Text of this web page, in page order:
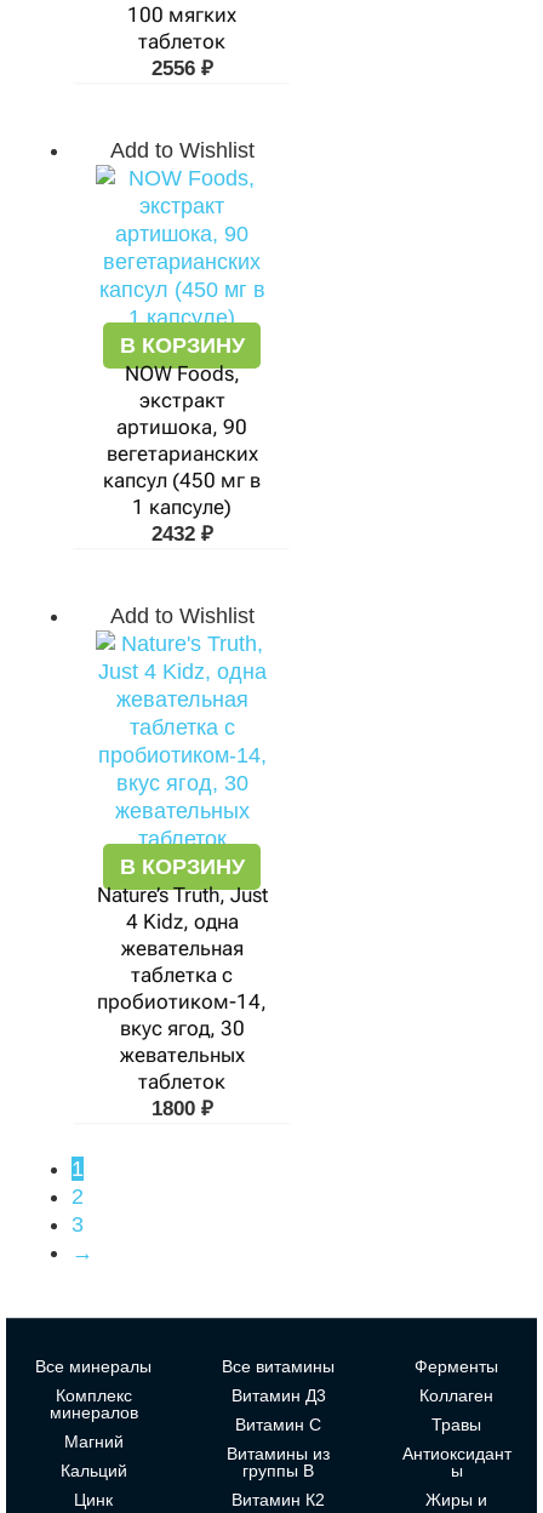
100 мягких
таблеток
2556 ₽
Add to Wishlist
В КОРЗИНУ
NOW Foods,
экстракт
артишока, 90
вегетарианских
капсул (450 мг в
1 капсуле)
2432 ₽
Add to Wishlist
В КОРЗИНУ
Nature’s Truth, Just
4 Kidz, одна
жевательная
таблетка с
пробиотиком-14,
вкус ягод, 30
жевательных
таблеток
1800 ₽
1
2
3
→
Все минералы
Комплекс
минералов
Магний
Кальций
Цинк
Все витамины
Витамин Д3
Витамин С
Витамины из
группы В
Витамин К2
Ферменты
Коллаген
Травы
Антиоксидант
ы
Жиры и